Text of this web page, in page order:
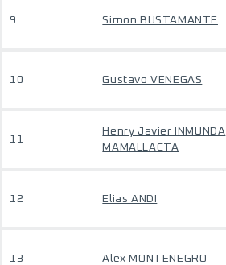
9 Simon BUSTAMANTE
10 Gustavo VENEGAS
11
Henry Javier INMUNDA
MAMALLACTA
12 Elias ANDI
13 Alex MONTENEGRO